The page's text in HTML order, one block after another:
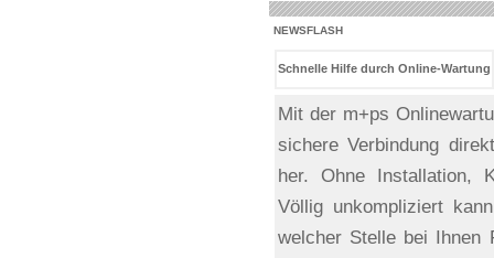
NEWSFLASH
Schnelle Hilfe durch Online-Wartung
Mit der m+ps
sichere Verbindung
her. Ohne Installation,
Völlig unkompliziert
welcher Stelle bei Ihnen